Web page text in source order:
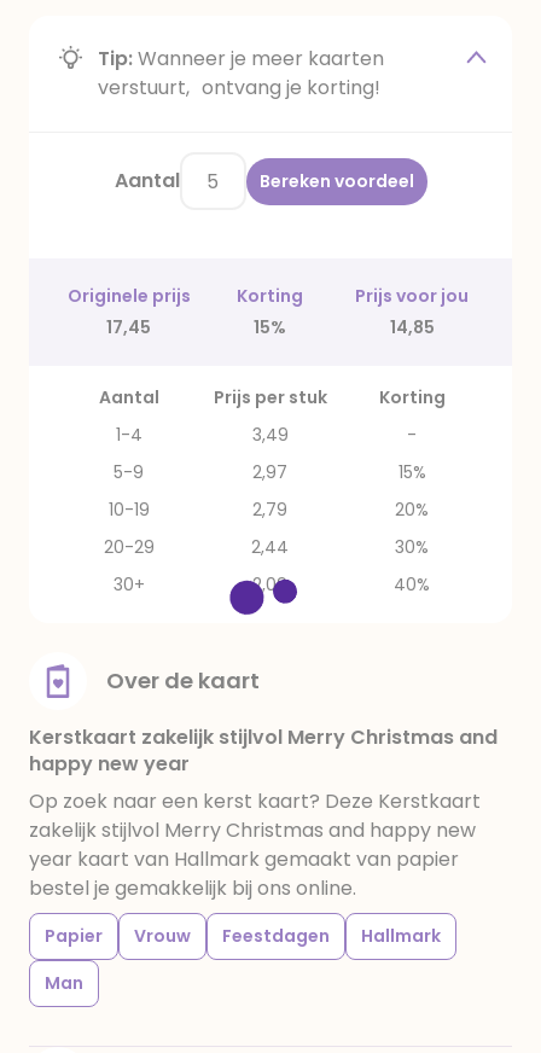
Tip:Wanneer je meer kaarten
verstuurt, ontvang je korting!
Aantal Bereken voordeel
Originele prijs Korting
Prijs voor jou
17,45
15% 14,85
Aantal Prijs per stuk
Korting
1-4
3,49
-
5-9
2,97
15%
10-19
2,79
20%
20-29
2,44
30%
30+
2,09 40%
Over de kaart
Kerstkaart zakelijk stijlvol Merry Christmas and
happy new year
Op zoek naar een kerst kaart? Deze Kerstkaart
zakelijk stijlvol Merry Christmas and happy new
year kaart van Hallmark gemaakt van papier
bestel je gemakkelijk bij ons online.
Papier Vrouw Feestdagen
Hallmark
Man